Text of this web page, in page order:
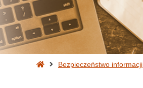
StronaBezpieczeństwo informacji